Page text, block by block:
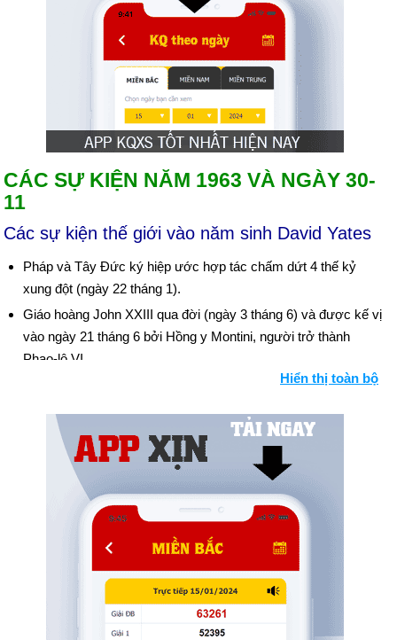
CÁC SỰ KIỆN NĂM 1963 VÀ NGÀY 30-
11
Các sự kiện thế giới vào năm sinh David Yates
Pháp và Tây Đức ký hiệp ước hợp tác chấm dứt 4 thế kỷ
xung đột (ngày 22 tháng 1).
Giáo hoàng John XXIII qua đời (ngày 3 tháng 6) và được kế vị
vào ngày 21 tháng 6 bởi Hồng y Montini, người trở thành
Phao-lô VI.
Bộ trưởng Chiến tranh Anh John Profumo từ chức sau vụ
cũng có quan hệ với tùy viên hải quân Liên Xô (tháng 6).
Liên kết thông tin liên lạc "đường dây nóng" giữa Washington
với Moscow được mở ra, được thiết kế để giảm nguy cơ
chiến tranh ngẫu nhiên (ngày 30 tháng 8). Bối cảnh: chiến
Kenya giành được độc lập.
Có 15.000 cố vấn quân sự Hoa Kỳ ở Nam Việt Nam. Bối
cảnh: Chiến tranh Việt Nam
32 quốc gia châu Phi độc lập thành lập Tổ chức Thống nhất
Hiển thị toàn bộ